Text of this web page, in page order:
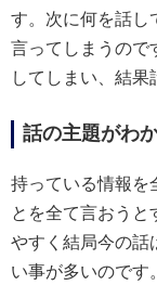
す。次に何を話し
言ってしまうので
してしまい、結果
話の主題がわ
持っている情報を
とを全て言おうと
やすく結局今の話
い事が多いのです